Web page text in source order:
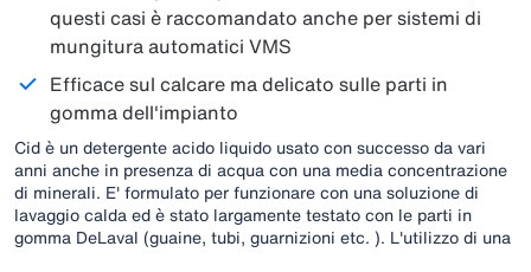
questi casi è raccomandato anche per sistemi di
mungitura automatici VMS
Efficace sul calcare ma delicato sulle parti in
gomma dell'impianto
Cid è un detergente acido liquido usato con successo da vari
anni anche in presenza di acqua con una media concentrazione
di minerali. E' formulato per funzionare con una soluzione di
lavaggio calda ed è stato largamente testato con le parti in
gomma DeLaval (guaine, tubi, guarnizioni etc. ). L'utilizzo di una